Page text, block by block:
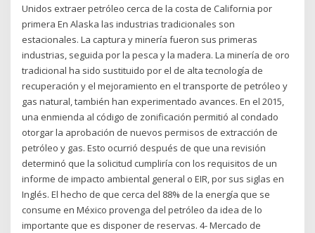
Unidos extraer petróleo cerca de la costa de California por
primera En Alaska las industrias tradicionales son
estacionales. La captura y minería fueron sus primeras
industrias, seguida por la pesca y la madera. La minería de oro
tradicional ha sido sustituido por el de alta tecnología de
recuperación y el mejoramiento en el transporte de petróleo y
gas natural, también han experimentado avances. En el 2015,
una enmienda al código de zonificación permitió al condado
otorgar la aprobación de nuevos permisos de extracción de
petróleo y gas. Esto ocurrió después de que una revisión
determinó que la solicitud cumpliría con los requisitos de un
informe de impacto ambiental general o EIR, por sus siglas en
Inglés. El hecho de que cerca del 88% de la energía que se
consume en México provenga del petróleo da idea de lo
importante que es disponer de reservas. 4- Mercado de